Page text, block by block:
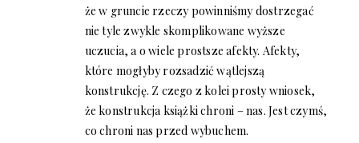
że w gruncie rzeczy powinniśmy dostrzegać
nie tyle zwykle skomplikowane wyższe
uczucia, a o wiele prostsze afekty. Afekty,
które mogłyby rozsadzić wątlejszą
konstrukcję. Z czego z kolei prosty wniosek,
że konstrukcja książki chroni – nas. Jest czymś,
co chroni nas przed wybuchem.